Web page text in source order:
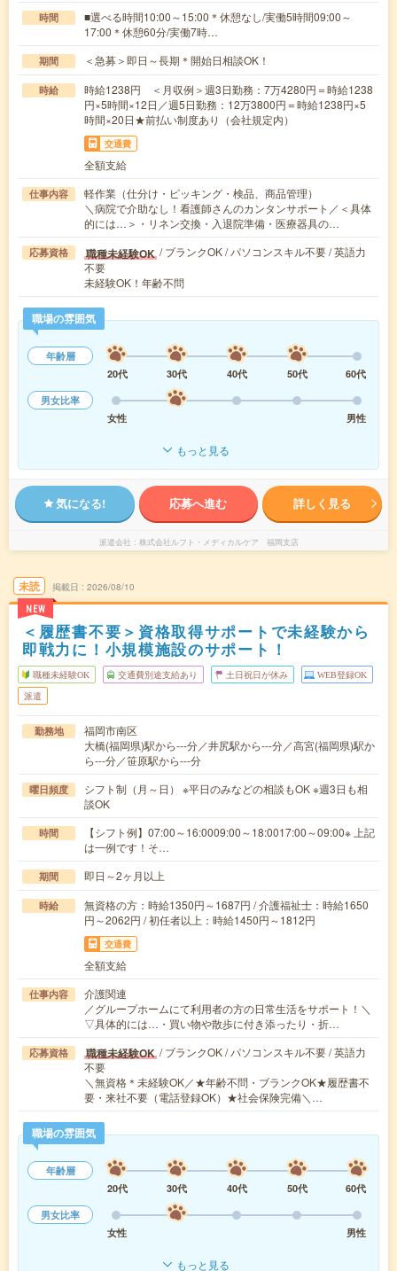
時間
■選べる時間10:00～15:00＊休憩なし/実働5時間09:00～
17:00＊休憩60分/実働7時…
期間 ＜急募＞即日～長期＊開始日相談OK！
時給
時給1238円 ＜月収例＞週3日勤務：7万4280円＝時給1238
円×5時間×12日／週5日勤務：12万3800円＝時給1238円×5
時間×20日★前払い制度あり（会社規定内）
交通費
全額支給
仕事内容
軽作業（仕分け・ピッキング・検品、商品管理）
＼病院で介助なし！看護師さんのカンタンサポート／＜具体
的には…＞・リネン交換・入退院準備・医療器具の…
応募資格 職種未経験OK / ブランクOK / パソコンスキル不要 / 英語力
不要
未経験OK！年齢不問
職場の雰囲気
年齢層
20代
30代 40代 50代
60代
男女比率
女性
男性
もっと見る
気になる! 応募へ進む 詳しく見る
派遣会社 株式会社ルフト・メディカルケア 福岡支店
未読
NEW
掲載日 2026/08/10
＜履歴書不要＞資格取得サポートで未経験から
即戦力に！小規模施設のサポート！
職種未経験OK 交通費別途支給あり 土日祝日が休み WEB登録OK
派遣
勤務地
福岡市南区
大橋(福岡県)駅から---分／井尻駅から---分／高宮(福岡県)駅か
ら---分／笹原駅から---分
曜日頻度
シフト制（月～日） ※平日のみなどの相談もOK ※週3日も相
談OK
時間
【シフト例】07:00～16:0009:00～18:0017:00～09:00※ 上記
は一例です！そ…
期間 即日～2ヶ月以上
時給
無資格の方：時給1350円～1687円 / 介護福祉士：時給1650
円～2062円 / 初任者以上：時給1450円～1812円
交通費
全額支給
仕事内容
介護関連
／グループホームにて利用者の方の日常生活をサポート！＼
▽具体的には…・買い物や散歩に付き添ったり・折…
応募資格 職種未経験OK / ブランクOK / パソコンスキル不要 / 英語力
不要
＼無資格＊未経験OK／★年齢不問・ブランクOK★履歴書不
要・来社不要（電話登録OK）★社会保険完備＼…
職場の雰囲気
年齢層
20代
30代 40代 50代
60代
男女比率
女性
男性
もっと見る